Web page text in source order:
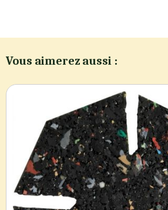
Vous aimerez aussi :